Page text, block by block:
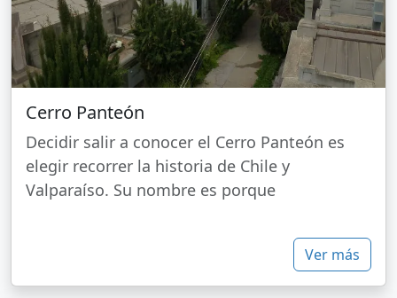
Cerro Panteón
Decidir salir a conocer el Cerro Panteón es
elegir recorrer la historia de Chile y
Valparaíso. Su nombre es porque
Ver más